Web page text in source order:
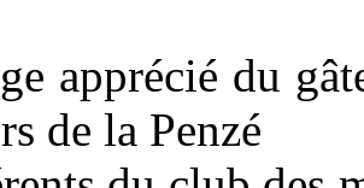
apprécié du
de la Penzé